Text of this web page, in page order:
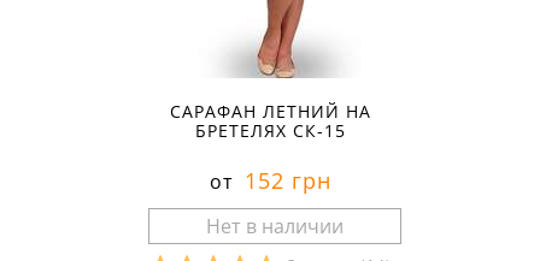
САРАФАН ЛЕТНИЙ НА
БРЕТЕЛЯХ СК-15
от 152 грн